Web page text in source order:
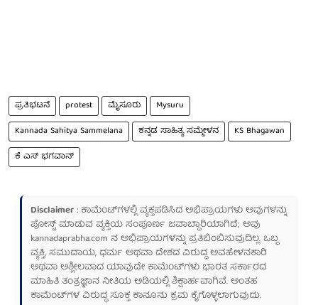
ಪ್ರತಿಭಟನೆ protest ಮೈಸೂರು
Mysuru
Kannada Sahitya Sammelana
ಕನ್ನಡ ಸಾಹಿತ್ಯ ಸಮ್ಮೇಳನ
KS Bhagawan
ಕೆ ಎಸ್ ಭಗವಾನ್
Disclaimer: ಕಾಮೆಂಟ್‌ಗಳಲ್ಲಿ ವ್ಯಕ್ತಪಡಿಸಿದ ಅಭಿಪ್ರಾಯಗಳು ಅವುಗಳನ್ನು
ಪೋಸ್ಟ್ ಮಾಡುವ ವ್ಯಕ್ತಿಯ ಸಂಪೂರ್ಣ ಜವಾಬ್ದಾರಿಯಾಗಿದೆ; ಅವು
kannadaprabha.com ನ ಅಭಿಪ್ರಾಯಗಳನ್ನು ಪ್ರತಿಬಿಂಬಿಸುವುದಿಲ್ಲ. ಒಬ್ಬ
ವ್ಯಕ್ತಿ, ಸಮುದಾಯ, ಧರ್ಮ ಅಥವಾ ದೇಶದ ವಿರುದ್ಧ ಅವಹೇಳನಕಾರಿ
ಅಥವಾ ಅಶ್ಲೀಲವಾದ ಯಾವುದೇ ಕಾಮೆಂಟ್‌ಗಳು ಭಾರತ ಸರ್ಕಾರದ
ಮಾಹಿತಿ ತಂತ್ರಜ್ಞಾನ ನೀತಿಯ ಅಡಿಯಲ್ಲಿ ಶಿಕ್ಷಾರ್ಹವಾಗಿವೆ. ಅಂತಹ
ಕಾಮೆಂಟ್‌ಗಳ ವಿರುದ್ಧ ಸೂಕ್ತ ಕಾನೂನು ಕ್ರಮ ಕೈಗೊಳ್ಳಲಾಗುವುದು.